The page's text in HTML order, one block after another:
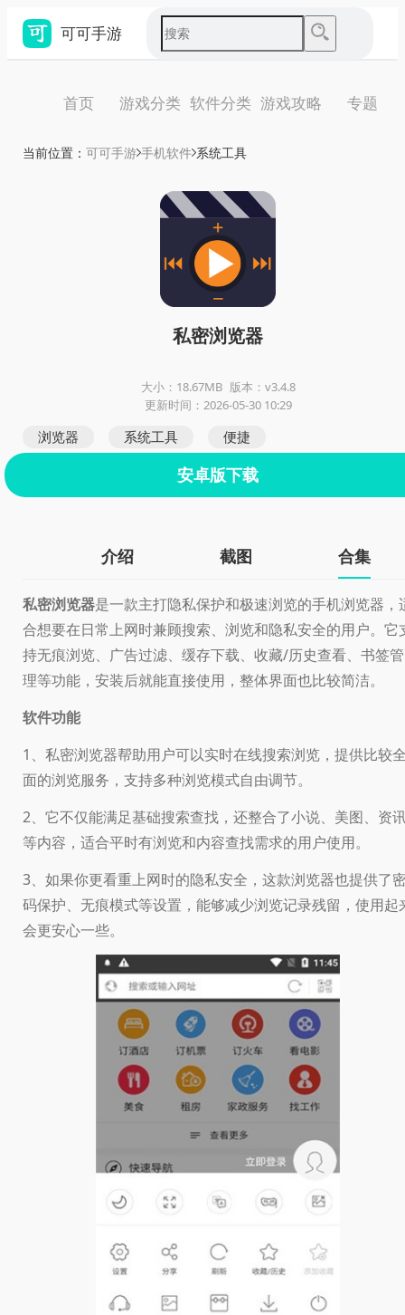
可可手游
首页 游戏分类 软件分类 游戏攻略 专题
当前位置： 可可手游 手机软件 系统工具
私密浏览器
大小：18.67MB 版本：v3.4.8
更新时间：2026-05-30 10:29
浏览器 系统工具 便捷
安卓版下载
介绍 截图 合集
私密浏览器是一款主打隐私保护和极速浏览的手机浏览器，
合想要在日常上网时兼顾搜索、浏览和隐私安全的用户。它
持无痕浏览、广告过滤、缓存下载、收藏/历史查看、书签管
理等功能，安装后就能直接使用，整体界面也比较简洁。
软件功能
1、私密浏览器帮助用户可以实时在线搜索浏览，提供比较
面的浏览服务，支持多种浏览模式自由调节。
2、它不仅能满足基础搜索查找，还整合了小说、美图、资
等内容，适合平时有浏览和内容查找需求的用户使用。
3、如果你更看重上网时的隐私安全，这款浏览器也提供了
码保护、无痕模式等设置，能够减少浏览记录残留，使用起
会更安心一些。